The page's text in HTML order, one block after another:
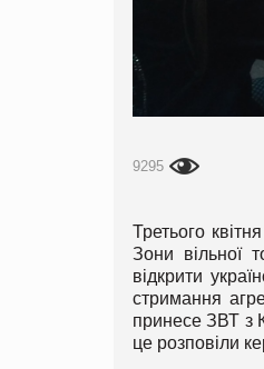
9295
Третього
Зони вільної
відкрити
стримання
принесе ЗВТ з
це розповіли